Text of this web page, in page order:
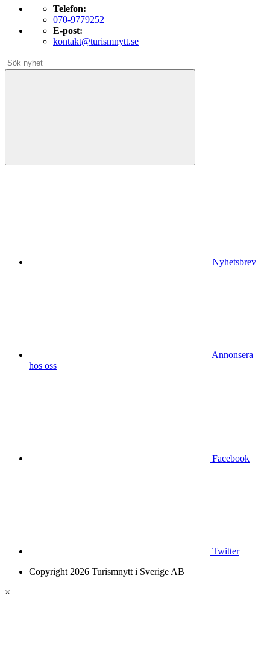
Telefon:
070-9779252
E-post:
kontakt@turismnytt.se
Nyhetsbrev
Annonsera
hos oss
Facebook
Twitter
Copyright 2026 Turismnytt i Sverige AB
×